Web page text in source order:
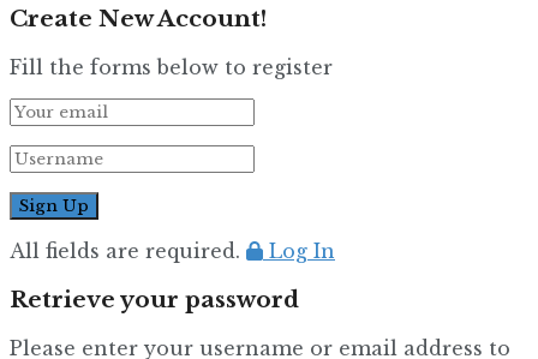
Create New Account!
Fill the forms below to register
All fields are required. Log In
Retrieve your password
Please enter your username or email address to